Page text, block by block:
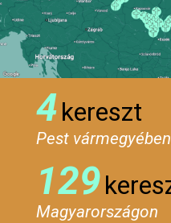
4kereszt
Pest vármegyében
129
Magyarországon